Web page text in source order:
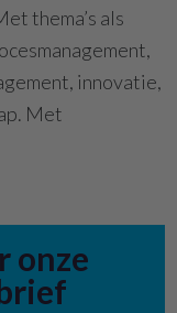
thema’s als
innovatie,
Met
onze